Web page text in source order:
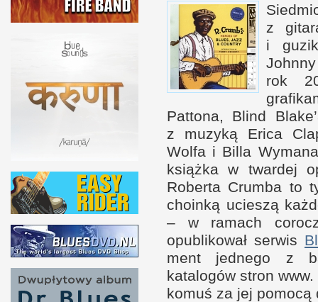
z g
i g
rok
Pat­tona, Blind
z muzyką Erica
Wolfa i Billa
książkaw twar­dej
Roberta Crumba to
choinką ucieszą
– w ramach
opublikował ser­wis
ment jed­nego z b
katalogów stron
komuś za jej pomocą